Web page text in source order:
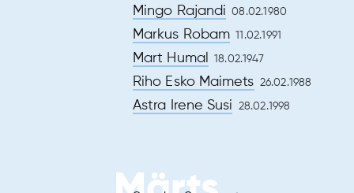
Mingo Rajandi 08.02.1980
Markus Robam 11.02.1991
Mart Humal 18.02.1947
Riho Esko Maimets 26.02.1988
Astra Irene Susi 28.02.1998